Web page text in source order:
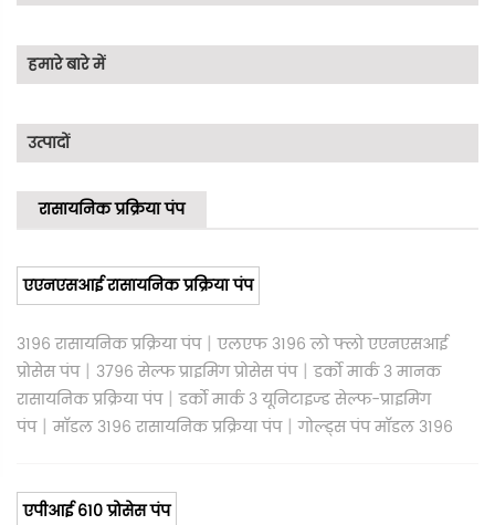
हमारे बारे में
उत्पादों
रासायनिक प्रक्रिया पंप
एएनएसआई रासायनिक प्रक्रिया पंप
3196 रासायनिक प्रक्रिया पंप|एलएफ 3196 लो फ्लो एएनएसआई
प्रोसेस पंप| 3796 सेल्फ प्राइमिंग प्रोसेस पंप|डर्को मार्क 3 मानक
रासायनिक प्रक्रिया पंप|डर्को मार्क 3 यूनिटाइज्ड सेल्फ-प्राइमिंग
पंप|मॉडल 3196 रासायनिक प्रक्रिया पंप|गोल्ड्स पंप मॉडल 3196
एपीआई 610 प्रोसेस पंप